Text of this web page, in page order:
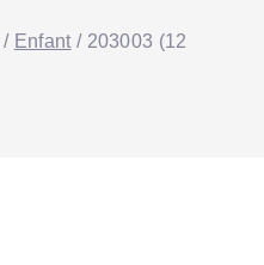
/ Enfant / 203003 (12